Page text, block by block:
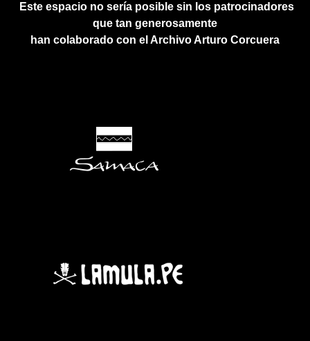
Este espacio no sería posible sin los patrocinadores
que tan generosamente
han colaborado con el Archivo Arturo Corcuera